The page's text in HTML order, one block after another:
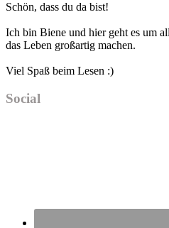
Sidebar
Schön, dass du da bist!
Ich bin Biene und hier geht es um
das Leben großartig machen.
Viel Spaß beim Lesen :)
Social